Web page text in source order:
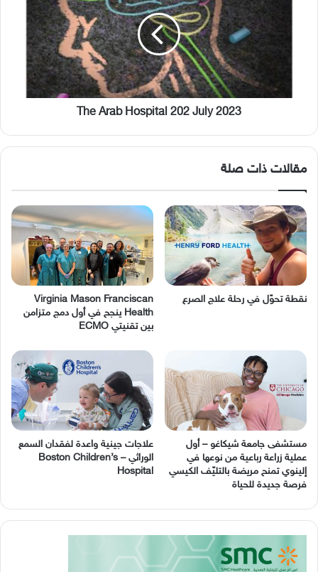
The Arab Hospital 202 July 2023
مقالات ذات صلة
نقطة تحوّل في رحلة علاج الصرع
Virginia Mason Franciscan
Health ينجح في أول دمج متزامن
بين تقنيتي ECMO
مستشفى جامعة شيكاغو – أول
عملية زراعة رباعية من نوعها في
إلينوي تمنح مريضة بالتليّف الكيسي
فرصة جديدة للحياة
‬الوراثي – Boston Children’s
Hospital